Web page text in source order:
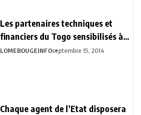
Les partenaires techniques et
financiers du Togo sensibilisés à
la Vision Togo 2030
LOMEBOUGEINFOseptembre 15, 2014
Chaque agent de l’Etat disposera